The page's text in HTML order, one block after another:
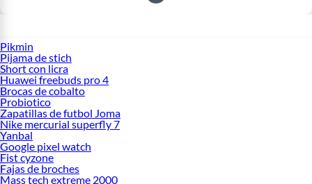
Pikmin
Pijama de stich
Short con licra
Huawei freebuds pro 4
Brocas de cobalto
Probiotico
Zapatillas de futbol Joma
Nike mercurial superfly 7
Yanbal
Google pixel watch
Fist cyzone
Fajas de broches
Mass tech extreme 2000